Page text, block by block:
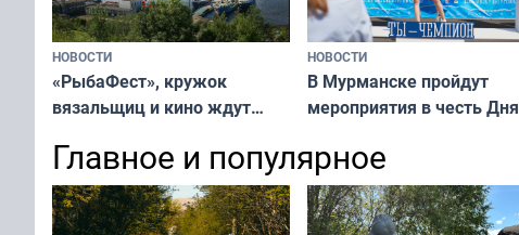
НОВОСТИ
«РыбаФест», кружок
вязальщиц и кино ждут
НОВОСТИ
В Мурманске пройдут
мероприятия в честь Дня
Главное и популярное